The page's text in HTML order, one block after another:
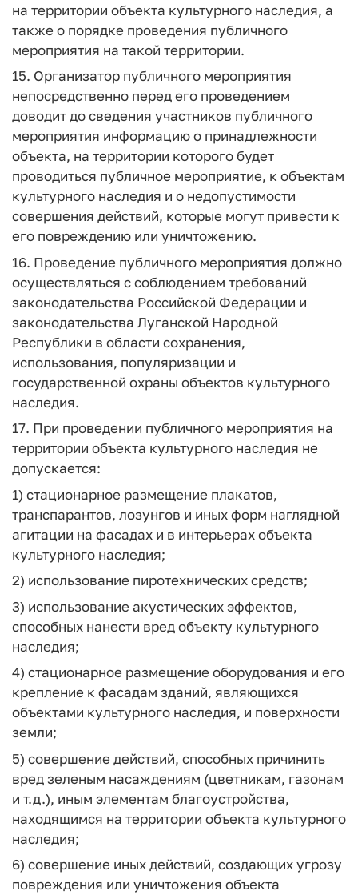
на территории объекта культурного наследия, а
также о порядке проведения публичного
мероприятия на такой территории.
15. Организатор публичного мероприятия
непосредственно перед его проведением
доводит до сведения участников публичного
мероприятия информацию о принадлежности
объекта, на территории которого будет
проводиться публичное мероприятие, к объектам
культурного наследия и о недопустимости
совершения действий, которые могут привести к
его повреждению или уничтожению.
16. Проведение публичного мероприятия должно
осуществляться с соблюдением требований
законодательства Российской Федерации и
законодательства Луганской Народной
Республики в области сохранения,
использования, популяризации и
государственной охраны объектов культурного
наследия.
17. При проведении публичного мероприятия на
территории объекта культурного наследия не
допускается:
1) стационарное размещение плакатов,
транспарантов, лозунгов и иных форм наглядной
агитации на фасадах и в интерьерах объекта
культурного наследия;
2) использование пиротехнических средств;
3) использование акустических эффектов,
способных нанести вред объекту культурного
наследия;
4) стационарное размещение оборудования и его
крепление к фасадам зданий, являющихся
объектами культурного наследия, и поверхности
земли;
5) совершение действий, способных причинить
вред зеленым насаждениям (цветникам, газонам
и т.д.), иным элементам благоустройства,
находящимся на территории объекта культурного
наследия;
6) совершение иных действий, создающих угрозу
повреждения или уничтожения объекта